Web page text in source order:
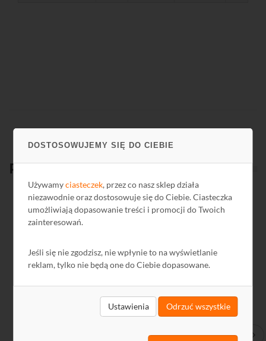
DOSTOSOWUJEMY SIĘ DO CIEBIE
Używamyciasteczek, przez co nasz sklep działa
niezawodnie oraz dostosowuje się do Ciebie. Ciasteczka
umożliwiają dopasowanie treści i promocji do Twoich
zainteresowań.
Jeśli się nie zgodzisz, nie wpłynie to na wyświetlanie
reklam, tylko nie będą one do Ciebie dopasowane.
Ustawienia Odrzuć wszystkie
Produktypowiązane
Kod: A6765
Wzmacniacz (repeater) SIGNAL GSM-305 (bez zasilacza)